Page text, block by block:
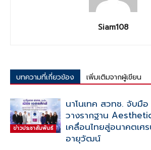
Siam108
บทความที่เกี่ยวข้อง เพิ่มเติมจากผู้เขียน
ข่าวประชาสัมพันธ์
นาโนเทค สวทช. จับมือ
วางรากฐาน
เคลื่อนไทยสู่อนาคตเศ
อายุวัฒน์